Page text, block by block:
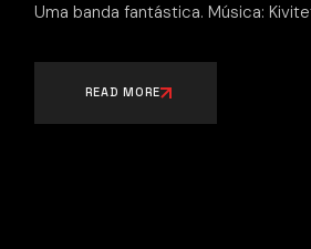
Uma banda fantástica. Música:
READ MORE